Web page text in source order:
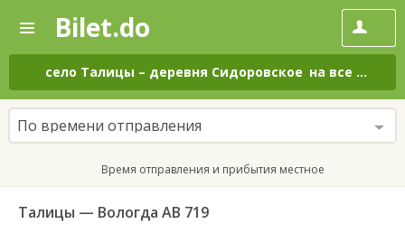
—
Поиск
и
покупка
билетов
на
автобус
онлайн
Bilet.do
село Талицы – деревня Сидоровское на все дни
По времени отправления
Время отправления и прибытия местное
Талицы — Вологда АВ 719